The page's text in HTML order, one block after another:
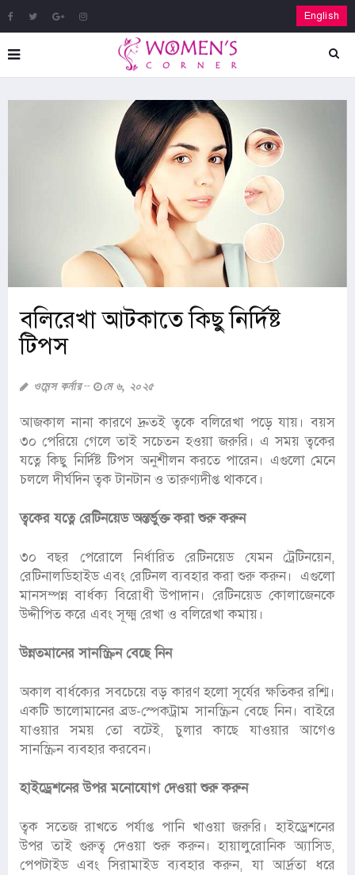
English
বলিরেখা আটকাতে কিছু নির্দিষ্ট
টিপস
ওমেন্স কর্নার মে ৬, ২০২৫
আজকাল নানা কারণে দ্রুতই ত্বকে বলিরেখা পড়ে যায়। বয়স
৩০ পেরিয়ে গেলে তাই সচেতন হওয়া জরুরি। এ সময় ত্বকের
যত্নে কিছু নির্দিষ্ট টিপস অনুশীলন করতে পারেন। এগুলো মেনে
চললে দীর্ঘদিন ত্বক টানটান ও তারুণ্যদীপ্ত থাকবে।
ত্বকের যত্নে রেটিনয়েড অন্তর্ভুক্ত করা শুরু করুন
৩০ বছর পেরোলে নির্ধারিত রেটিনয়েড যেমন ট্রেটিনয়েন,
রেটিনালডিহাইড এবং রেটিনল ব্যবহার করা শুরু করুন। এগুলো
মানসম্পন্ন বার্ধক্য বিরোধী উপাদান। রেটিনয়েড কোলাজেনকে
উদ্দীপিত করে এবং সূক্ষ্ম রেখা ও বলিরেখা কমায়।
উন্নতমানের সানস্ক্রিন বেছে নিন
অকাল বার্ধক্যের সবচেয়ে বড় কারণ হলো সূর্যের ক্ষতিকর রশ্মি।
একটি ভালোমানের ব্রড-স্পেকট্রাম সানস্ক্রিন বেছে নিন। বাইরে
যাওয়ার সময় তো বটেই, চুলার কাছে যাওয়ার আগেও
সানস্ক্রিন ব্যবহার করবেন।
হাইড্রেশনের উপর মনোযোগ দেওয়া শুরু করুন
ত্বক সতেজ রাখতে পর্যাপ্ত পানি খাওয়া জরুরি। হাইড্রেশনের
উপর তাই গুরুত্ব দেওয়া শুরু করুন। হায়ালুরোনিক অ্যাসিড,
পেপটাইড এবং সিরামাইড ব্যবহার করুন, যা আর্দ্রতা ধরে